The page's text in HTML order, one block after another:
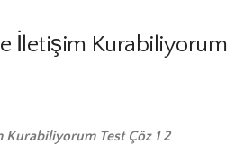
İletişim Kurabiliyorum
Kurabiliyorum Test Çöz 1 2